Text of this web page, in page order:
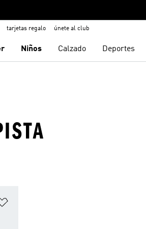
tarjetas regalo únete al club
Niños Calzado Deportes